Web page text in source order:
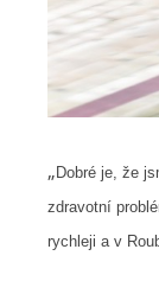
„Dobré je, že
zdravotní
rychleji a v